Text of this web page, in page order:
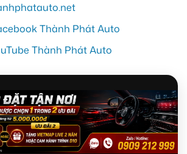
Thành Phát Auto
Thành Phát Auto